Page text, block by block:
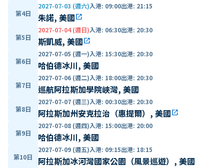
第4日
2027-07-03 (週六)入港: 09:00出港: 21:15
朱諾, 美國open_in_new
第5日
2027-07-04 (週日)入港: 06:30出港: 20:30
斯凱威, 美國open_in_new
第6日
2027-07-05 (週一)入港: 15:30出港: 20:30
哈伯德冰川, 美國
第7日
2027-07-06 (週二)入港: 18:00出港: 20:30
巡航阿拉斯加學院峽灣, 美國
第8日
2027-07-07 (週三)入港: 00:30出港: 20:30
阿拉斯加州安克拉治（惠提爾）, 美國open_in_new
第9日
2027-07-08 (週四)入港: 15:00出港: 20:00
哈伯德冰川, 美國
第10日
2027-07-09 (週五)入港: 09:15出港: 18:15
阿拉斯加冰河灣國家公園（風景巡遊）, 美國